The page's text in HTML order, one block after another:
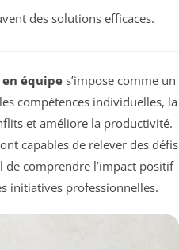
des solutions efficaces.
équipe s’impose comme un
compétences individuelles, la
et améliore la productivité.
capables de relever des défis
de comprendre l’impact positif
initiatives professionnelles.